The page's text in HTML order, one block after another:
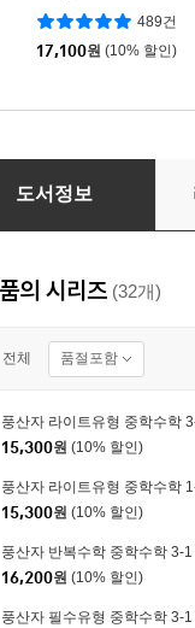
489건
17,100원 (10% 할인)
반복수학 중학수학
도서정보
의 시리즈 (32개)
전체 품절포함
풍산자 라이트유형 중학수학
15,300원 (10% 할인)
풍산자 라이트유형 중학수학
15,300원 (10% 할인)
풍산자 반복수학 중학수학 3-
16,200원 (10% 할인)
풍산자 필수유형 중학수학 3-